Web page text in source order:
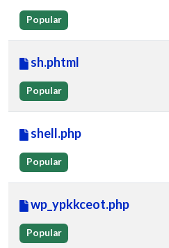
Popular
sh.phtml
Popular
shell.php
Popular
wp_ypkkceot.php
Popular